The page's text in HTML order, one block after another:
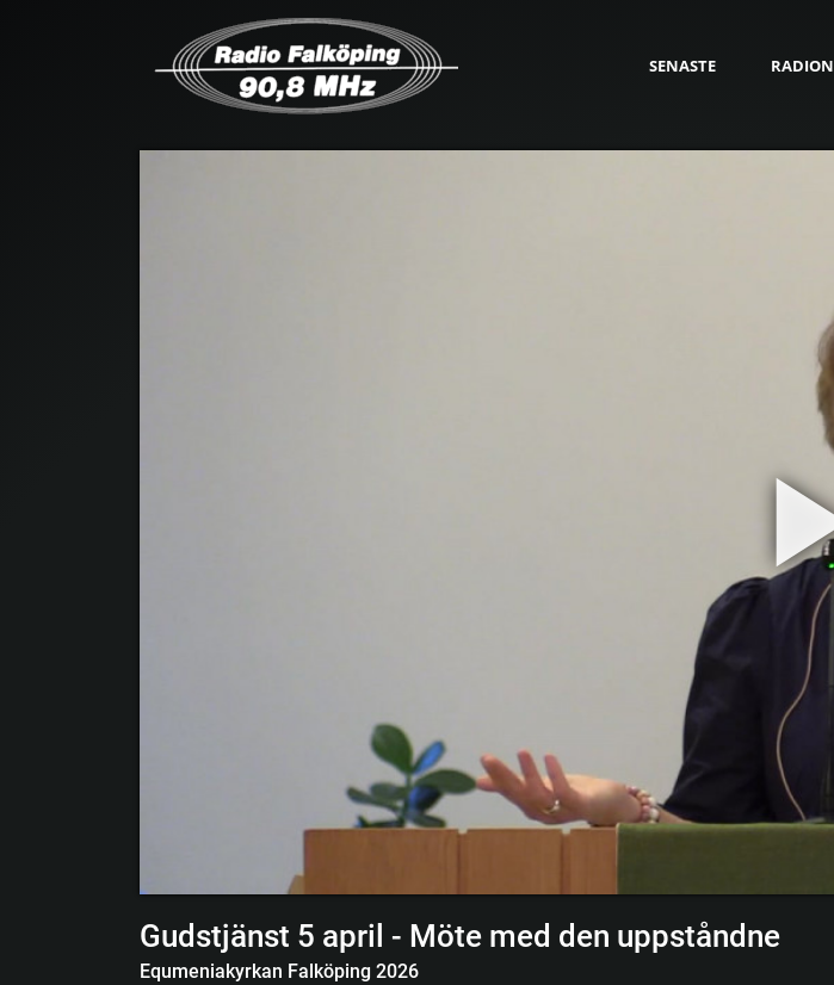
SENASTE RADION
Gudstjänst 5 april - Möte med den uppståndne
Equmeniakyrkan Falköping 2026